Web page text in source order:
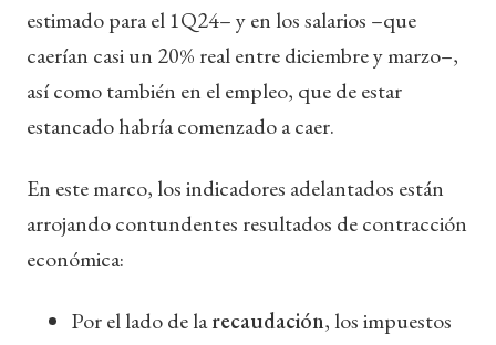
estimado para el 1Q24– y en los salarios –que
caerían casi un 20% real entre diciembre y marzo–,
así como también en el empleo, que de estar
estancado habría comenzado a caer.
En este marco, los indicadores adelantados están
arrojando contundentes resultados de contracción
económica:
Por el lado de larecaudación, los impuestos